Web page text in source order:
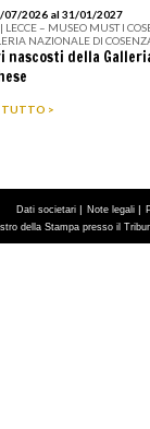
07/2026 al 31/01/2027
| LECCE – MUSEO MUST I
NAZIONALE DI
nascosti della
TUTTO >
Dati societari | Note legali |
della Stampa presso il